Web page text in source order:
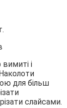
і
для більш
слайсами.